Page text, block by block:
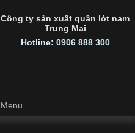
Công ty sản xuất quần lót nam
Trung Mai
Hotline: 0906 888 300
Menu